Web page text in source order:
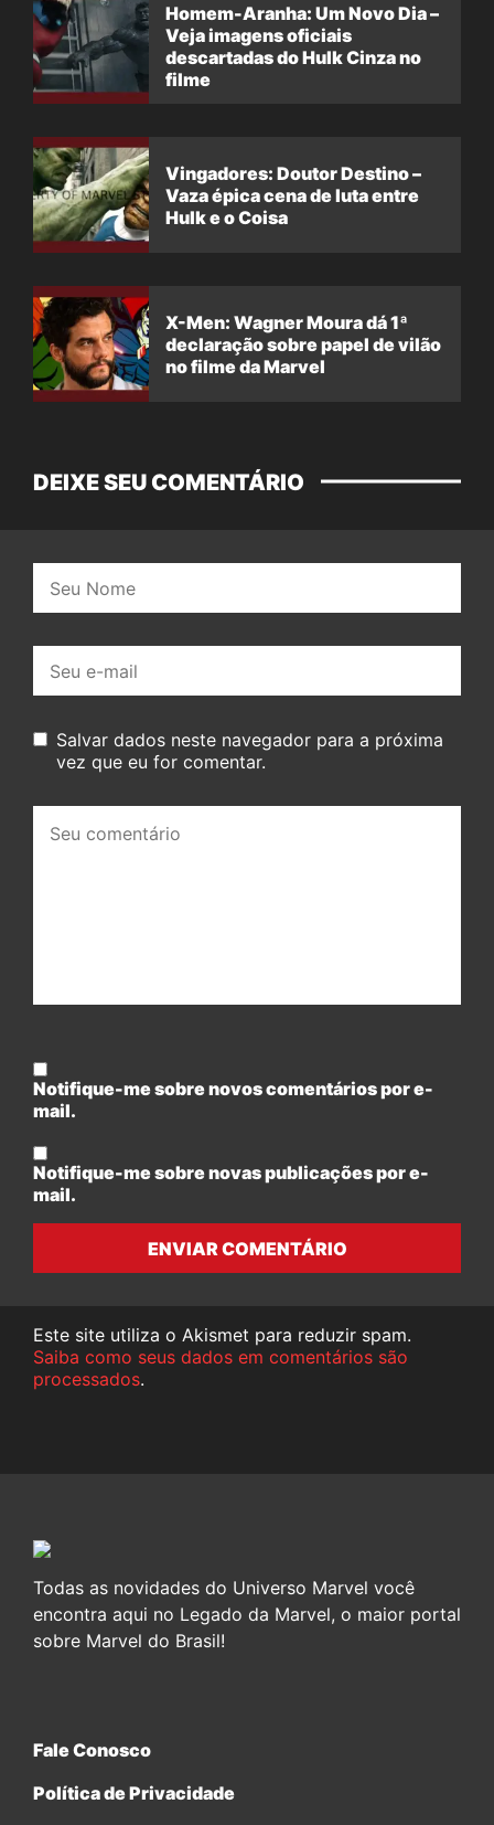
Homem-Aranha: Um Novo Dia –
Veja imagens oficiais
descartadas do Hulk Cinza no
filme
Vingadores: Doutor Destino –
Vaza épica cena de luta entre
Hulk e o Coisa
X-Men: Wagner Moura dá 1ª
declaração sobre papel de vilão
no filme da Marvel
DEIXE SEU COMENTÁRIO
mail:
Salvar dados neste navegador para a próxima
vez que eu for comentar.
comentário:
Notifique-me sobre novos comentários por e-
mail.
Notifique-me sobre novas publicações por e-
mail.
ENVIAR COMENTÁRIO
Este site utiliza o Akismet para reduzir spam.
Saiba como seus dados em comentários são
processados.
Todas as novidades do Universo Marvel você
encontra aqui no Legado da Marvel, o maior portal
sobre Marvel do Brasil!
Fale Conosco
Política de Privacidade